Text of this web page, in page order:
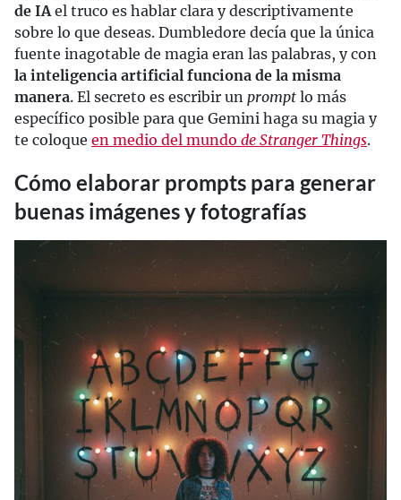
de IA el truco es hablar clara y descriptivamente
sobre lo que deseas. Dumbledore decía que la única
fuente inagotable de magia eran las palabras, y con
la inteligencia artificial funciona de la misma
manera. El secreto es escribir un prompt lo más
específico posible para que Gemini haga su magia y
te coloque en medio del mundo de Stranger Things.
Cómo elaborar prompts para generar
buenas imágenes y fotografías